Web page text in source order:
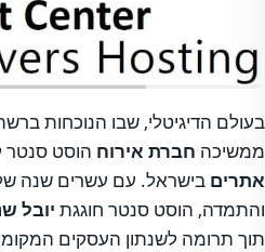
בעולם הדיגיטלי, שבו הנוכחות
ממשיכה חברת אירוח הוסט סנטר
אתרים בישראל. עם עשרים שנה
והתמדה, הוסט סנטר חוגגת יובל
תוך תרומה לשנתון העסקים